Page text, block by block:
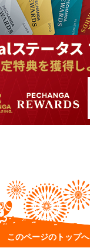
このページのトップへ